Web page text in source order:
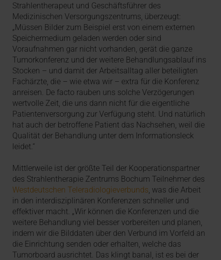
Strahlentherapeut und Geschäftsführer des
Medizinischen Versorgungszentrums, überzeugt:
„Müssen Bilder zum Beispiel erst von einem externen
Speichermedium geladen werden oder sind
Voraufnahmen gar nicht vorhanden, gerät die ganze
Tumorkonferenz und der weitere Behandlungsablauf ins
Stocken – und damit der Arbeitsalltag aller beteiligten
Fachärzte, die – wie etwa wir – extra für die Konferenz
anreisen. De facto rauben uns solche Verzögerungen
wertvolle Zeit, die uns dann nicht für die eigentliche
Patientenversorgung zur Verfügung steht. Und natürlich
hat auch der betroffene Patient das Nachsehen, weil die
Qualität der Behandlung unter dem Informationsleck
leidet.“
Mittlerweile ist der größte Teil der Kooperations­partner
des Strahlentherapie Zentrums Bochum Teilnehmer des
Westdeutschen Teleradiologieverbunds , was die Arbeit
in den interdisziplinären Konferenzen schneller und
effektiver macht. „Wir können die Konferenzen und die
weitere Behandlung viel besser vorbereiten und planen,
indem wir die Bilddaten über den Verbund im Vorfeld an
die Einrichtung senden oder erhalten, welche das
Tumorboard ausrichtet. Das klingt banal, ist es bei der